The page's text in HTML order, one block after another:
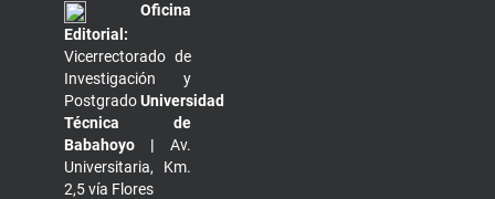
Oficina
Editorial:
Vicerrectorado de
Investigación y
PostgradoUniversidad
Técnica de
Babahoyo | Av.
Universitaria, Km.
2,5 vía Flores